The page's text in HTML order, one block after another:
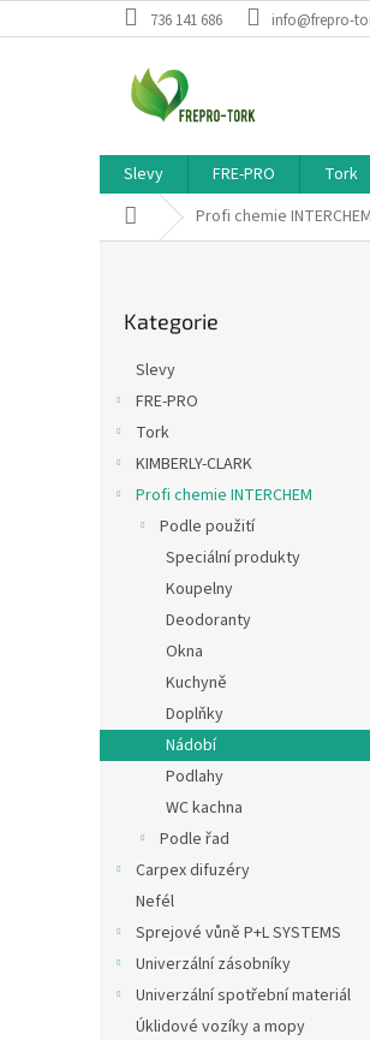
na
736 141 686 info@frepro-
Slevy FRE-PRO Tork
Domů Profi chemie INTERCHEM
kategorie
Kategorie
Slevy
FRE-PRO
Tork
KIMBERLY-CLARK
Profi chemie INTERCHEM
Podle použití
Speciální produkty
Koupelny
Deodoranty
Okna
Kuchyně
Doplňky
Nádobí
Podlahy
WC kachna
Podle řad
Carpex difuzéry
Nefél
Sprejové vůně P+L SYSTEMS
Univerzální zásobníky
Univerzální spotřební materiál
Úklidové vozíky a mopy